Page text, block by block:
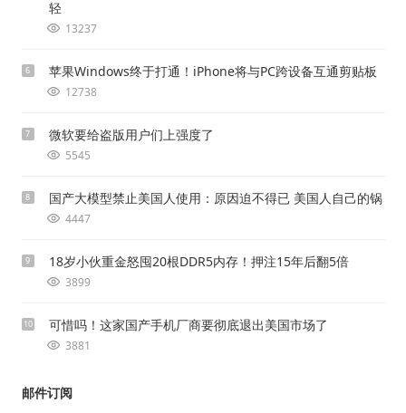
轻
13237
6 苹果Windows终于打通！iPhone将与PC跨设备互通剪贴板
12738
7 微软要给盗版用户们上强度了
5545
8 国产大模型禁止美国人使用：原因迫不得已 美国人自己的锅
4447
9 18岁小伙重金怒囤20根DDR5内存！押注15年后翻5倍
3899
10 可惜吗！这家国产手机厂商要彻底退出美国市场了
3881
邮件订阅